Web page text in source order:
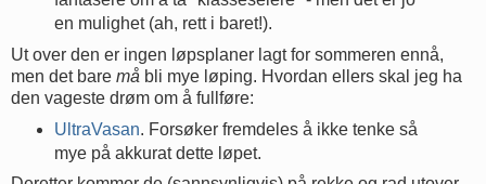
en mulighet (ah, rett i baret!).
Ut over den er ingen løpsplaner lagt for sommeren ennå,
men det bare må bli mye løping. Hvordan ellers skal jeg ha
den vageste drøm om å fullføre:
UltraVasan. Forsøker fremdeles å ikke tenke så
mye på akkurat dette løpet.